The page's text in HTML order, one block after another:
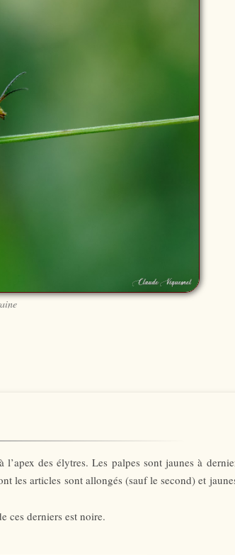
des élytres. Les palpes sont jaunes à
les articles sont allongés (sauf le second) et
ces derniers est noire.